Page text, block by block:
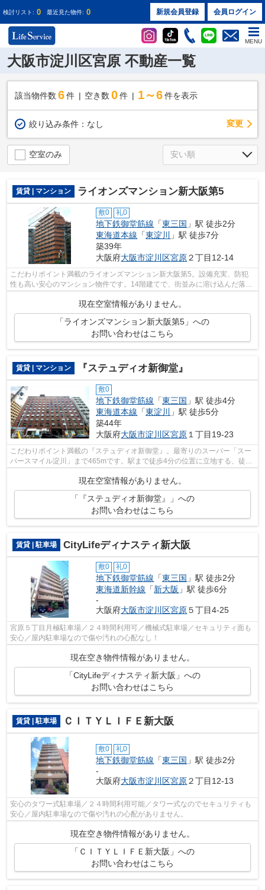
検討リスト: 0 最近見た物件: 0 新規会員登録 会員ログイン
MENU
大阪市淀川区宮原 不動産一覧
該当物件数 6件 空き数 0 件 1～6 件を表示
絞り込み条件： なし 変更
空室のみ
賃貸 | マンション ライオンズマンション新大阪第5
敷0 礼0
地下鉄御堂筋線 「東三国 」駅 徒歩2分
東海道本線 「東淀川
」駅 徒歩7分
築39年
大阪府大阪市淀川区宮原２丁目12-14
こだわりポイント満載のライオンズマンション新大阪第5。設備充実、防犯
性も高い安心のマンション物件です。14階建てで、街並みに溶け込んだ落ち
現在空室情報がありません。
「ライオンズマンション新大阪第5」への
お問い合わせはこちら
賃貸 | マンション 『ステュディオ新御堂』
敷0
地下鉄御堂筋線 「東三国 」駅 徒歩4分
東海道本線 「東淀川
」駅 徒歩5分
築44年
大阪府大阪市淀川区宮原 １丁目19-23
こだわりポイント満載の『ステュディオ新御堂』。最寄りのスーパー「スー
パースマイル淀川」まで465mです。駅まで徒歩4分の位置に立地する、徒歩
現在空室情報がありません。
「『ステュディオ新御堂』」への
お問い合わせはこちら
賃貸 | 駐車場 CityLifeディナスティ新大阪
敷0 礼0
地下鉄御堂筋線 「東三国 」駅 徒歩2分
東海道新幹線 「新大阪 」駅 徒歩6分
-
大阪府大阪市淀川区宮原５丁目4-25
宮原５丁目月極駐車場／２４時間利用可／機械式駐車場／セキュリティ面も
安心／屋内駐車場なので傷や汚れの心配なし！
現在空き物件情報がありません。
「CityLifeディナスティ新大阪」への
お問い合わせはこちら
賃貸 | 駐車場 ＣＩＴＹＬＩＦＥ新大阪
敷0 礼0
地下鉄御堂筋線 「東三国 」駅 徒歩2分
-
大阪府大阪市淀川区宮原２丁目12-13
安心のタワー式駐車場／２４時間利用可能／タワー式なのでセキュリティも
安心／屋内駐車場なので傷や汚れの心配がありません。
現在空き物件情報がありません。
「ＣＩＴＹＬＩＦＥ新大阪」への
お問い合わせはこちら